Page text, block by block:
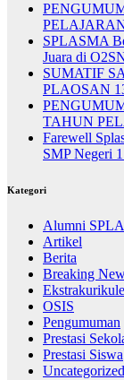
SPLASMA
Juara di
SUMATIF
PLAOSAN
TAHUN
Farewell
SMP Negeri
Kategori
Alumni
Artikel
Berita
Breaking
OSIS
Pengumuman
Prestasi
Prestasi Siswa
Uncategorized